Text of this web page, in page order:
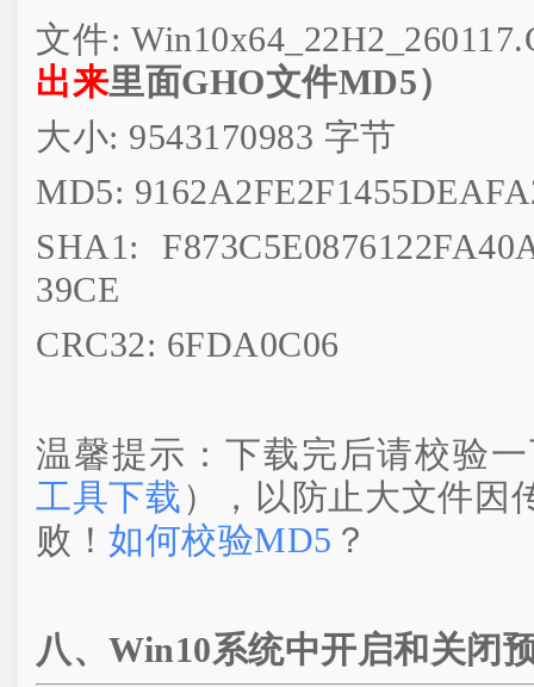
文件:
出来里面GHO文件MD5）
大小: 9543170983 字节
MD5:
SHA1:
39CE
CRC32: 6FDA0C06
温馨提示：下载完后请校验
工具下载 ），以防止大文件因
败！ 如何校验MD5 ？
八、Win10系统中开启和关闭